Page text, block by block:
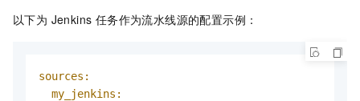
以下为 Jenkins 任务作为流水线源的配置示例：
sources:
my_jenkins: